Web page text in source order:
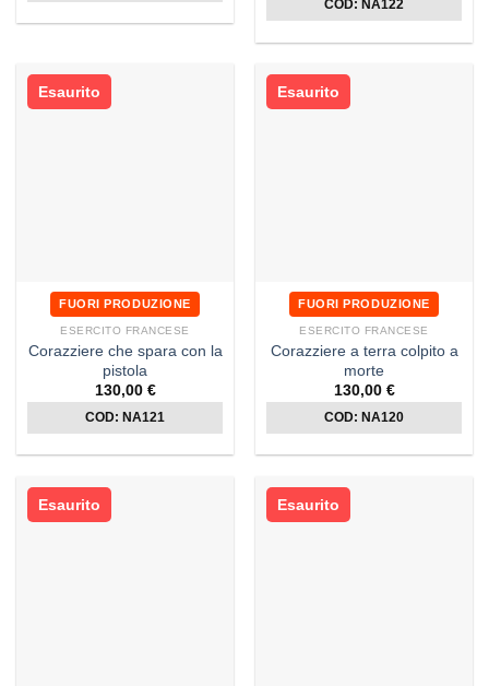
COD: NA122
Esaurito
FUORI PRODUZIONE
ESERCITO FRANCESE
Corazziere che spara con la
pistola
130,00 €
COD: NA121
Esaurito
FUORI PRODUZIONE
ESERCITO FRANCESE
Corazziere a terra colpito a
morte
130,00 €
COD: NA120
Esaurito Esaurito